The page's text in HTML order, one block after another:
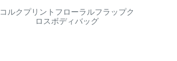
コルクプリントフローラルフラップク
ロスボディバッグ